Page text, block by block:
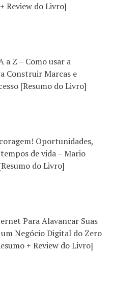
Review do Livro]
a Z – Como usar a
Construir Marcas e
[Resumo do Livro]
Oportunidades,
de vida – Mario
do Livro]
Para Alavancar Suas
Negócio Digital do Zero
+ Review do Livro]